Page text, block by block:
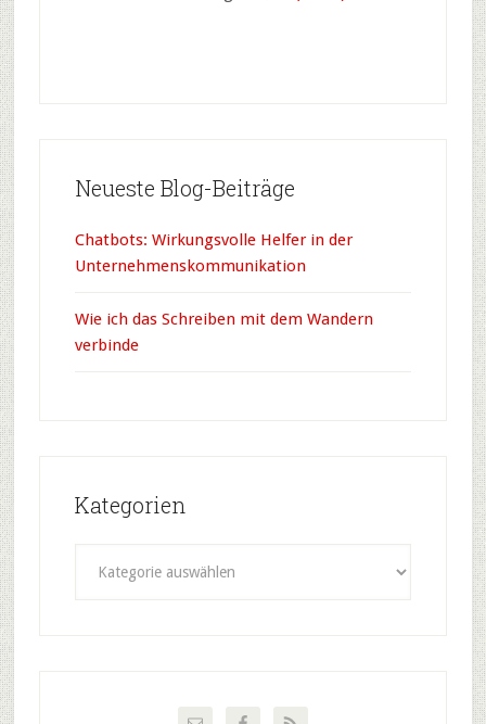
Neueste Blog-Beiträge
Chatbots: Wirkungsvolle Helfer in der
Unternehmenskommunikation
Wie ich das Schreiben mit dem Wandern
verbinde
Kategorien